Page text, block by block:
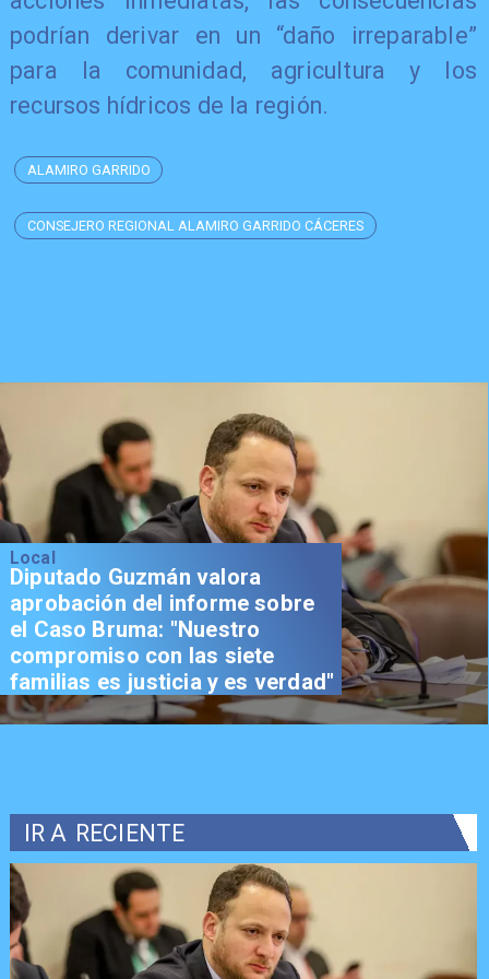
podrían derivar en un “daño irreparable”
para la comunidad, agricultura y los
recursos hídricos de la región.
ALAMIRO GARRIDO
CONSEJERO REGIONAL ALAMIRO GARRIDO CÁCERES
Local
Diputado Guzmán valora
aprobación del informe sobre
el Caso Bruma: "Nuestro
compromiso con las siete
familias es justicia y es verdad"
IR A RECIENTE